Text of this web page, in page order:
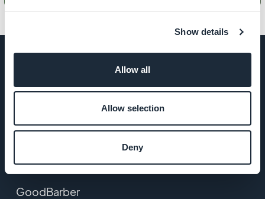
Show details
Allow all
Allow selection
Deny
FÖRETAG
Om oss
Fantastiskt stöd
GoodBarber